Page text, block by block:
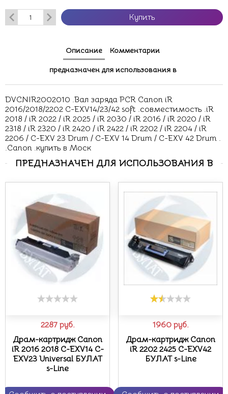
Купить
Описание Комментарии
предназначен для использования в
DVCNIR2002010 .Вал заряда PCR Canon iR
2016/2018/2202 C-EXV14/23/42 soft .совместимость .iR
2018 / iR 2022 / iR 2025 / iR 2030 / iR 2016 / iR 2020 / iR
2318 / iR 2320 / iR 2420 / iR 2422 / iR 2202 / iR 2204 / iR
2206 / C-EXV 23 Drum / C-EXV 14 Drum / C-EXV 42 Drum .
.Canon .купить в Моск
ПРЕДНАЗНАЧЕН ДЛЯ ИСПОЛЬЗОВАНИЯ В
2287 руб.
Драм-картридж Canon
iR 2016 2018 C-EXV14 C-
EXV23 Universal БУЛАТ
s-Line
1960 руб.
Драм-картридж Canon
iR 2202 2425 C-EXV42
БУЛАТ s-Line